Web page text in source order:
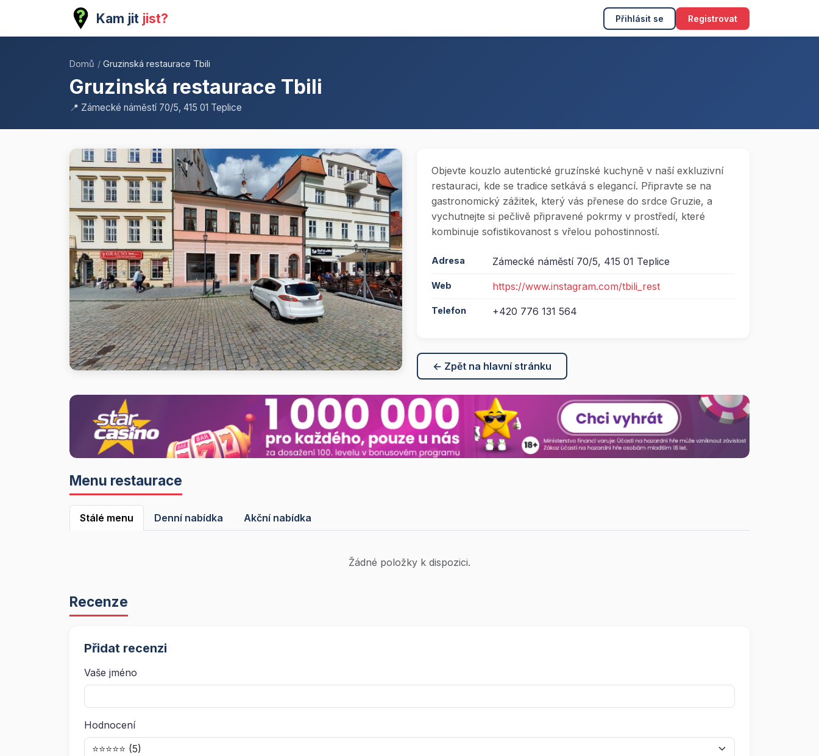
Kam jit jist? Přihlásit se Registrovat
Domů / Gruzinská restaurace Tbili
Gruzinská restaurace Tbili
📍 Zámecké náměstí 70/5, 415 01 Teplice
Objevte kouzlo autentické gruzínské kuchyně v naší exkluzivní
restauraci, kde se tradice setkává s elegancí. Připravte se na
gastronomický zážitek, který vás přenese do srdce Gruzie, a
vychutnejte si pečlivě připravené pokrmy v prostředí, které
kombinuje sofistikovanost s vřelou pohostinností.
Adresa Zámecké náměstí 70/5, 415 01 Teplice
Web https://www.instagram.com/tbili_rest
Telefon +420 776 131 564
← Zpět na hlavní stránku
Menu restaurace
Stálé menu Denní nabídka Akční nabídka
Žádné položky k dispozici.
Recenze
Přidat recenzi
Vaše jméno
Hodnocení